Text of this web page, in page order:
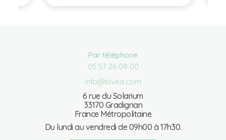
Par téléphone
05 57 26 09 00
info@bivea.com
6 rue du Solarium
33170 Gradignan
France Métropolitaine
Du lundi au vendredi de 09h00 à 17h30.